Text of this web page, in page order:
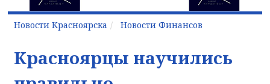
Новости Красноярска Новости Финансов
Красноярцы научились